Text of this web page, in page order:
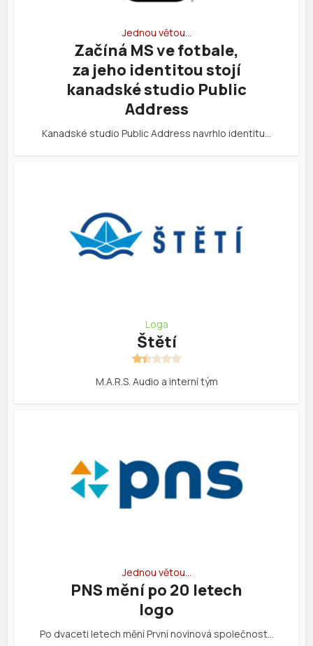
Jednou větou…
Začíná MS ve fotbale,
za jeho identitou stojí
kanadské studio Public
Address
Kanadské studio Public Address navrhlo identitu…
Loga
Štětí
M.A.R.S. Audio a interní tým
Jednou větou…
PNS mění po 20 letech
logo
Po dvaceti letech mění První novinová společnost…